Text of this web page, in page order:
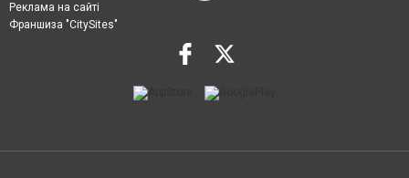
Реклама на сайті
Франшиза "CitySites"